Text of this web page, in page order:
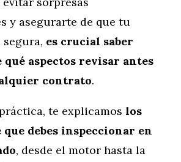
y asegurarte de que tu
es crucial saber
qué aspectos revisar antes
contrato.
te explicamos los
debes inspeccionar en
, desde el motor hasta la